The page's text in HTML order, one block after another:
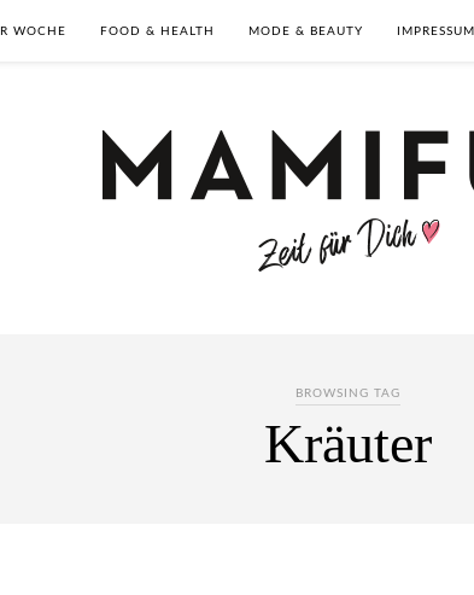
WOCHE FOOD & HEALTH MODE & BEAUTY IMPRESSUM
BROWSING TAG
Kräuter